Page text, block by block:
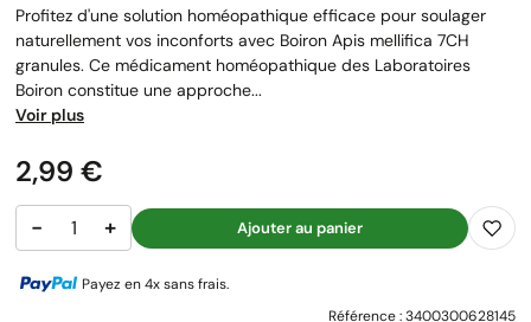
Profitez d'une solution homéopathique efficace pour soulager
naturellement vos inconforts avec Boiron Apis mellifica 7CH
granules. Ce médicament homéopathique des Laboratoires
Boiron constitue une approche...
Voir plus
Prix
2,99 €
− + Ajouter au panier
Payez en 4x sans frais.
Référence :3400300628145